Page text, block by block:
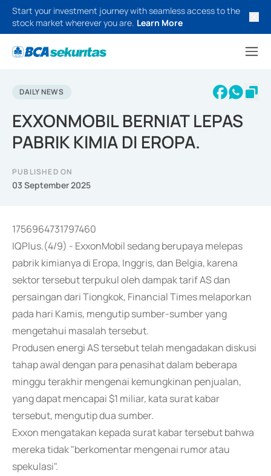
Start your investment journey with seamless access to the
stock market wherever you are. Learn More
DAILY NEWS
EXXONMOBIL BERNIAT LEPAS
PABRIK KIMIA DI EROPA.
PUBLISHED ON
03 September 2025
1756964731797460
IQPlus.(4/9) - ExxonMobil sedang berupaya melepas
pabrik kimianya di Eropa, Inggris, dan Belgia, karena
sektor tersebut terpukul oleh dampak tarif AS dan
persaingan dari Tiongkok, Financial Times melaporkan
pada hari Kamis, mengutip sumber-sumber yang
mengetahui masalah tersebut.
Produsen energi AS tersebut telah mengadakan diskusi
tahap awal dengan para penasihat dalam beberapa
minggu terakhir mengenai kemungkinan penjualan,
yang dapat mencapai $1 miliar, kata surat kabar
tersebut, mengutip dua sumber.
Exxon mengatakan kepada surat kabar tersebut bahwa
mereka tidak "berkomentar mengenai rumor atau
spekulasi".